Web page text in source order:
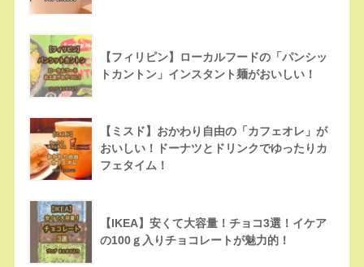
【フィリピン】ローカルフードの「パンシッ
トカントン」インスタント麺がおいしい！
【ミスド】おかわり自由の「カフェオレ」が
おいしい！ドーナツとドリンクでゆったりカ
フェタイム！
【IKEA】安くて大容量！チョコ3選！イケア
の100ｇ入りチョコレートが魅力的！